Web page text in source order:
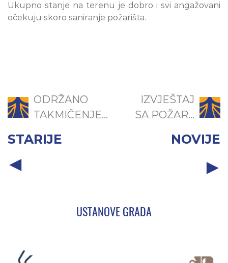
Ukupno stanje na terenu je dobro i svi angažovani
očekuju skoro saniranje požarišta.
ODRŽANO
TAKMIČENJE...
STARIJE
IZVJEŠTAJ
SA POŽAR...
NOVIJE
USTANOVE GRADA